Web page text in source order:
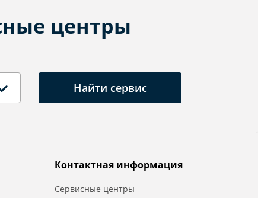
центры
Найти сервис
Контактная информация
Сервисные центры